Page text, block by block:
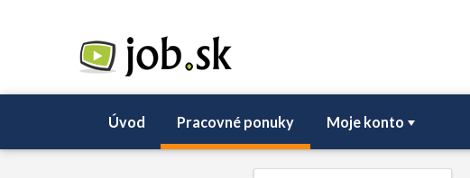
Úvod Pracovné ponuky Moje konto